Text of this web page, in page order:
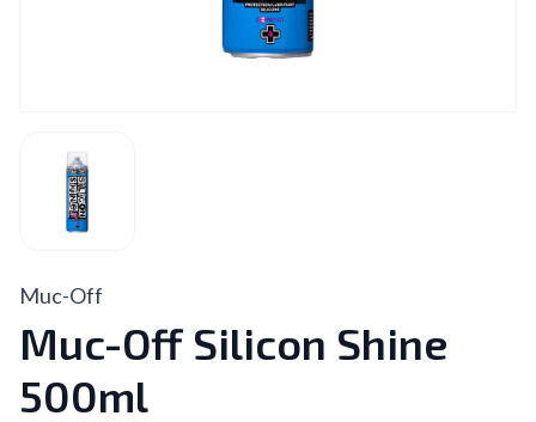
Muc-Off
Muc-Off Silicon Shine
500ml